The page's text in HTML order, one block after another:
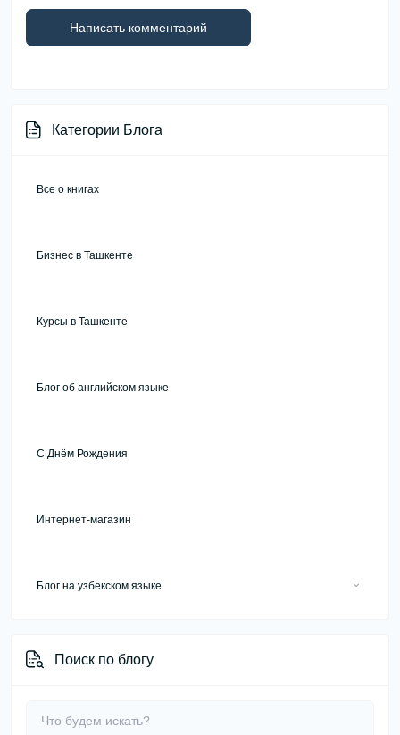
Написать комментарий
Категории Блога
Все о книгах
Бизнес в Ташкенте
Курсы в Ташкенте
Блог об английском языке
С Днём Рождения
Интернет-магазин
Блог на узбекском языке
Поиск по блогу